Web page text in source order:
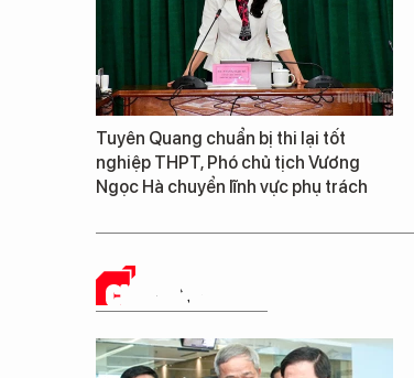
Tuyên Quang chuẩn bị thi lại tốt
nghiệp THPT, Phó chủ tịch Vương
Ngọc Hà chuyển lĩnh vực phụ trách
CHUYỂN ĐỔI SỐ